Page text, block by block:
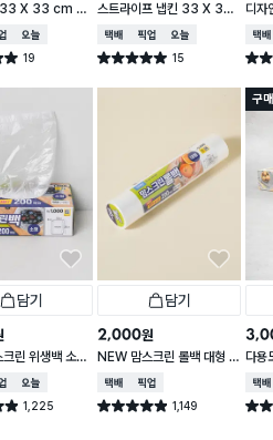
33 X 33 cm 1
픽업오늘배송
19
건 작성
스트라이프 냅킨 33 X 33
cm 15매입
택배배송매장픽업오늘배송
별점 5.0점 15
건 작성
디자
cm
택배
별점
담기
린 위생백 소형
픽업오늘배송
1,225
건 작성
담기
2,000원
NEW 맘스크린 롤백 대형 2
00매입
택배배송매장픽업
별점 4.9점 1,149
건 작성
구
다용
택배
별점